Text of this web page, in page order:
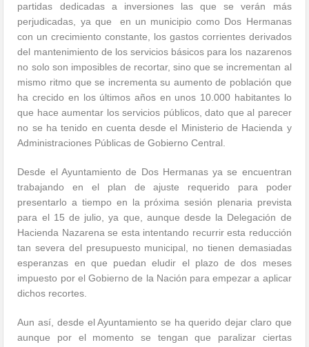
partidas dedicadas a inversiones las que se verán más
perjudicadas, ya que en un municipio como Dos Hermanas
con un crecimiento constante, los gastos corrientes derivados
del mantenimiento de los servicios básicos para los nazarenos
no solo son imposibles de recortar, sino que se incrementan al
mismo ritmo que se incrementa su aumento de población que
ha crecido en los últimos años en unos 10.000 habitantes lo
que hace aumentar los servicios públicos, dato que al parecer
no se ha tenido en cuenta desde el Ministerio de Hacienda y
Administraciones Públicas de Gobierno Central.
Desde el Ayuntamiento de Dos Hermanas ya se encuentran
trabajando en el plan de ajuste requerido para poder
presentarlo a tiempo en la próxima sesión plenaria prevista
para el 15 de julio, ya que, aunque desde la Delegación de
Hacienda Nazarena se esta intentando recurrir esta reducción
tan severa del presupuesto municipal, no tienen demasiadas
esperanzas en que puedan eludir el plazo de dos meses
impuesto por el Gobierno de la Nación para empezar a aplicar
dichos recortes.
Aun así, desde el Ayuntamiento se ha querido dejar claro que
aunque por el momento se tengan que paralizar ciertas